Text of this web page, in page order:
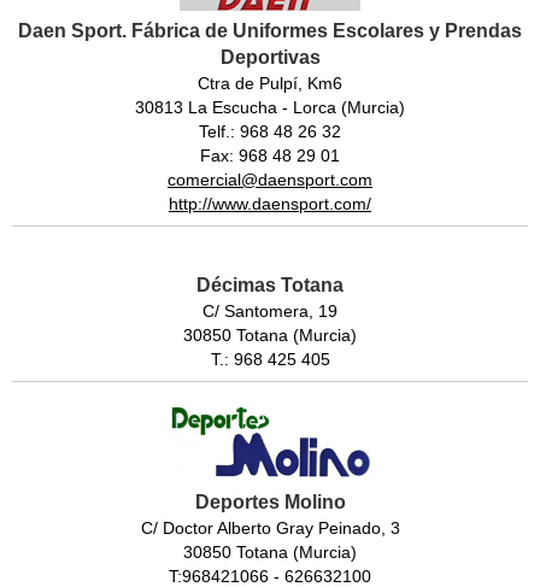
Daen Sport. Fábrica de Uniformes Escolares y Prendas
Deportivas
Ctra de Pulpí, Km6
30813 La Escucha - Lorca (Murcia)
Telf.: 968 48 26 32
Fax: 968 48 29 01
comercial@daensport.com
http://www.daensport.com/
Décimas Totana
C/ Santomera, 19
30850 Totana (Murcia)
T.: 968 425 405
Deportes Molino
C/ Doctor Alberto Gray Peinado, 3
30850 Totana (Murcia)
T:968421066 - 626632100